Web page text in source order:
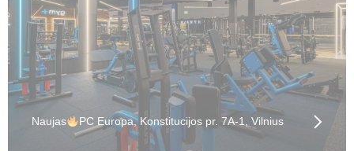
Naujas PC Europa, Konstitucijos pr. 7A-1, Vilnius